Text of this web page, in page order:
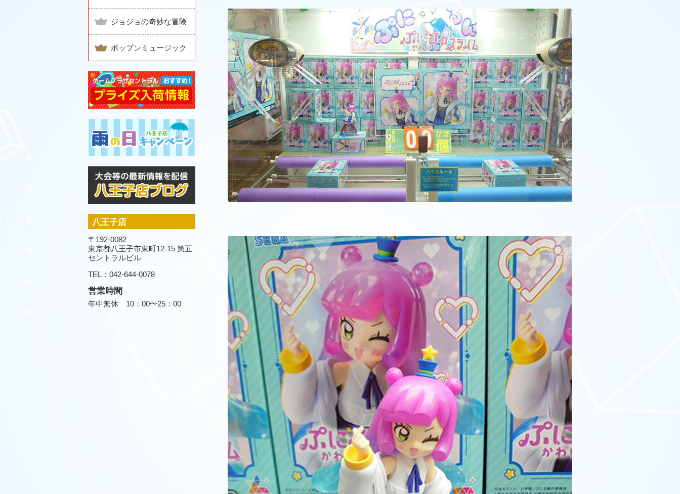
ジョジョの奇妙な冒険
ポップンミュージック
八王子店
〒192-0082
東京都八王子市東町12-15 第五
セントラルビル
TEL：042-644-0078
営業時間
年中無休 10：00〜25：00